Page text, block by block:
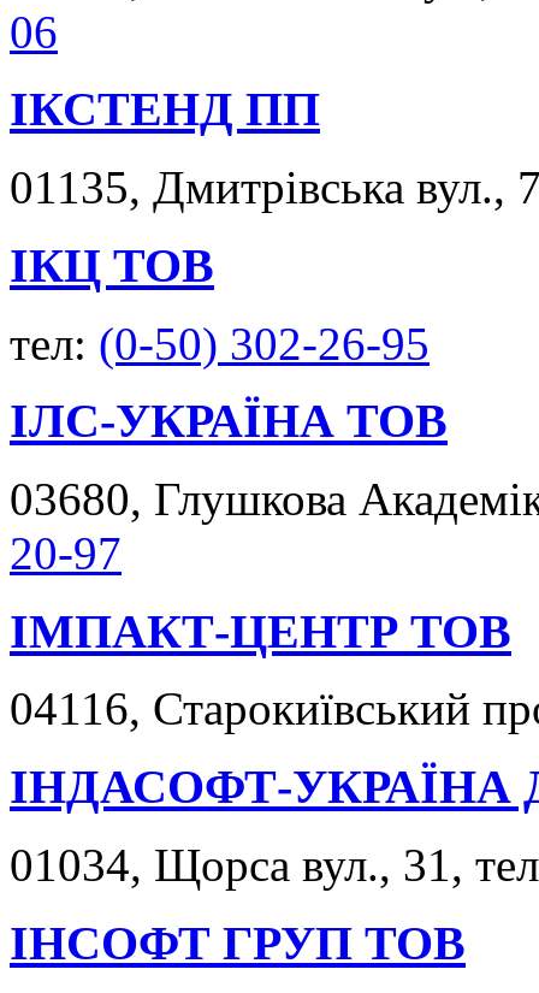
06
ІКСТЕНД ПП
01135, Дмитрівська вул.,
ІКЦ ТОВ
тел: (0-50) 302-26-95
ІЛС-УКРАЇНА ТОВ
03680, Глушкова
20-97
ІМПАКТ-ЦЕНТР ТОВ
04116, Старокиївський
ІНДАСОФТ-УКРАЇНА
01034, Щорса вул., 31,
ІНСОФТ ГРУП ТОВ